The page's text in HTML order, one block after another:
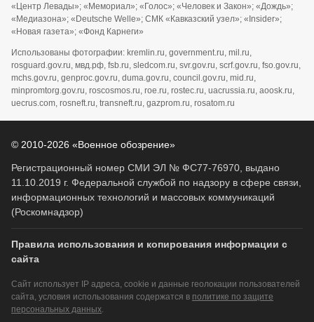
«Центр Левады»; «Мемориал»; «Голос»; «Человек и Закон»; «Дождь»;
«Медиазона»; «Deutsche Welle»; СМК «Кавказский узел»; «Insider»;
«Новая газета»; «Фонд Карнеги»
Использованы фотографии: kremlin.ru, government.ru, mil.ru,
rosguard.gov.ru, мвд.рф, fsb.ru, sledcom.ru, svr.gov.ru, scrf.gov.ru, fso.gov.ru,
mchs.gov.ru, genproc.gov.ru, duma.gov.ru, council.gov.ru, mid.ru,
minpromtorg.gov.ru, roscosmos.ru, roe.ru, rostec.ru, uacrussia.ru, aoosk.ru,
uecrus.com, rosneft.ru, transneft.ru, gazprom.ru, rosatom.ru
© 2010-2026 «Военное обозрение»
Регистрационный номер СМИ ЭЛ № ФС77-76970, выдано
11.10.2019 г. Федеральной службой по надзору в сфере связи,
информационных технологий и массовых коммуникаций
(Роскомнадзор)
Правила использования и копирования информации с
сайта
Сайт использует IP адреса, cookie и данные геолокации пользователей
сайта, условия использования содержатся в политике по защите
персональных данных.